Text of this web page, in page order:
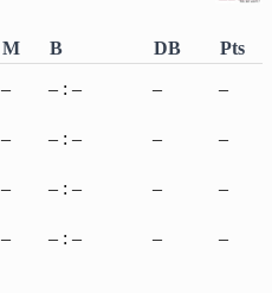
M B DB
Pts
– – : – – –
– – : – – –
– – : – – –
– – : – – –